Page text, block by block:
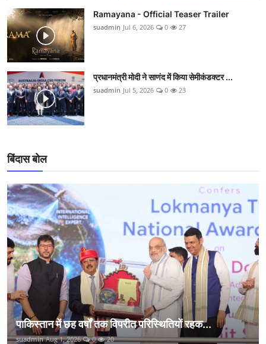
Ramayana - Official Teaser Trailer
suadmin Jul 6, 2026 0 27
प्रधानमंत्री मोदी ने साणंद में किया सेमीकंडक्टर ...
suadmin Jul 5, 2026 0 23
बिंदास बोल
पाकिस्तान में छह वर्षों तक विपरीत परिस्थितियों रहक...
suadmin Aug 1, 2026 0 20